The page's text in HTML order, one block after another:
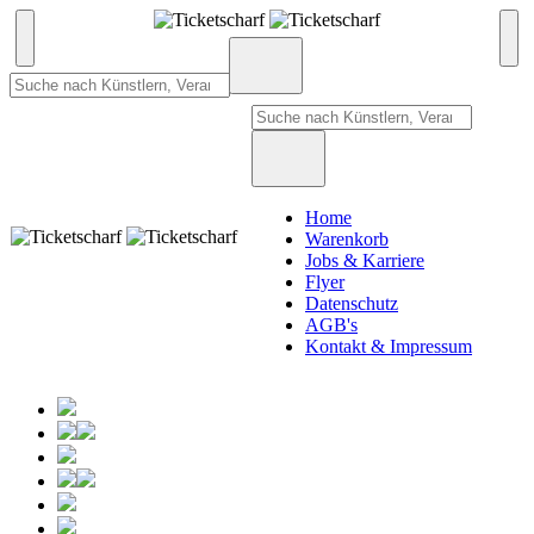
Home
Warenkorb
Jobs & Karriere
Flyer
Datenschutz
AGB's
Kontakt & Impressum